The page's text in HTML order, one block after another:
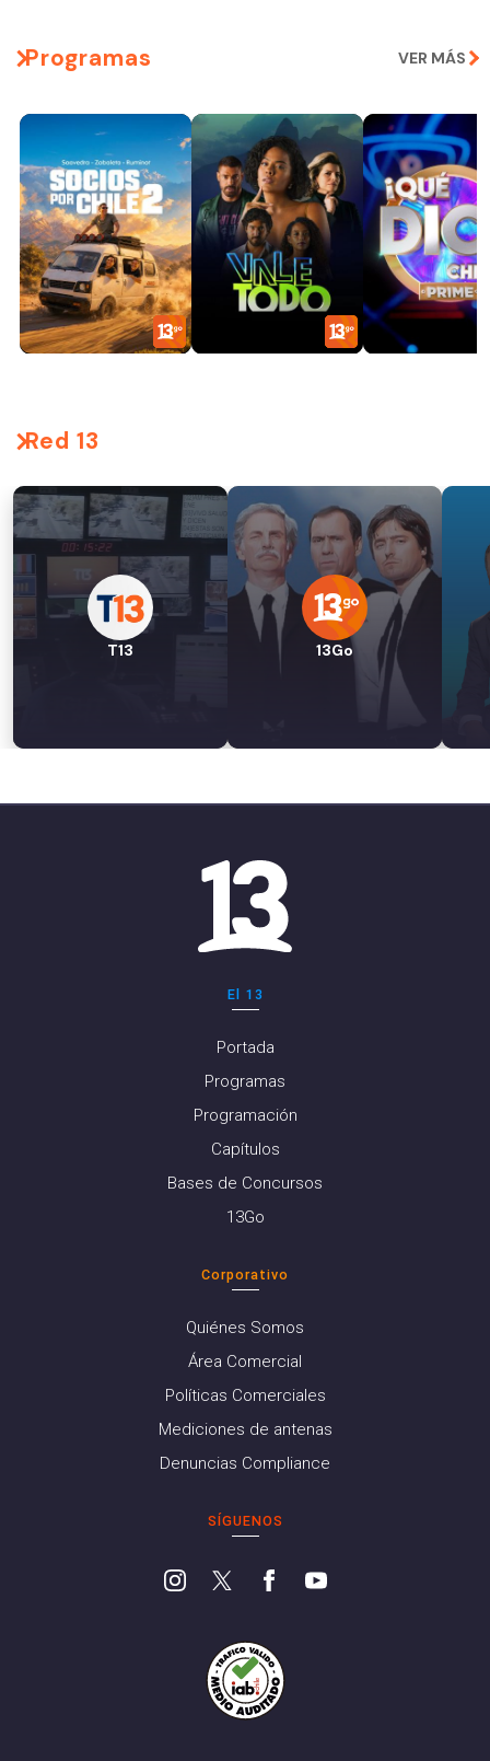
Programas VER MÁS
Red 13
T13 13Go
El 13
Portada
Programas
Programación
Capítulos
Bases de Concursos
13Go
Corporativo
Quiénes Somos
Área Comercial
Políticas Comerciales
Mediciones de antenas
Denuncias Compliance
SÍGUENOS